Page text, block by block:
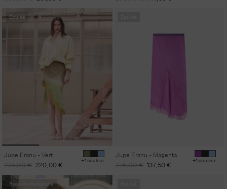
habituel
Épuisé
Jupe Eranu - Vert
Prix
habituel
275,00 € Prix
promotionnel
220,00 € +1 couleur
Jupe Eranu - Magenta
Prix
275,00 € Prix
137,50 € +1 couleur
Bientôt disponible